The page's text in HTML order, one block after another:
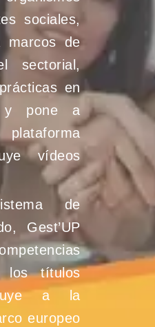
sociales,
marcos de
sectorial,
en
y pone a
vídeos
de
Gest’UP
los títulos
a la
europeo